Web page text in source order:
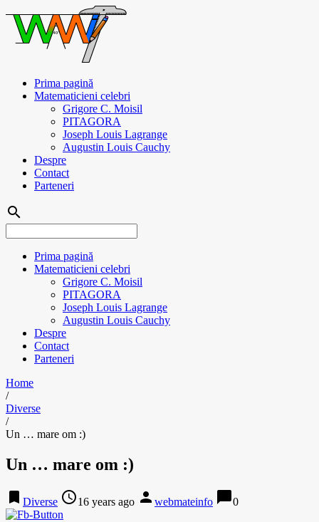
Prima pagină
Matematicieni celebri
Grigore C. Moisil
PITAGORA
Joseph Louis Lagrange
Augustin Louis Cauchy
Despre
Contact
Parteneri
search
Prima pagină
Matematicieni celebri
Grigore C. Moisil
PITAGORA
Joseph Louis Lagrange
Augustin Louis Cauchy
Despre
Contact
Parteneri
Home
/
Diverse
/
Un … mare om :)
Un … mare om :)
bookmark Diverse access_time16 years ago person webmateinfo chat_bubble0